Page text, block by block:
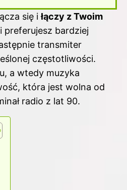
się iłączy z Twoim
preferujesz bardziej
transmiter
częstotliwości.
a wtedy muzyka
która jest wolna od
radio z lat 90.